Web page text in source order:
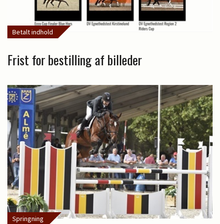
Betalt indhold
Frist for bestilling af billeder
Springning